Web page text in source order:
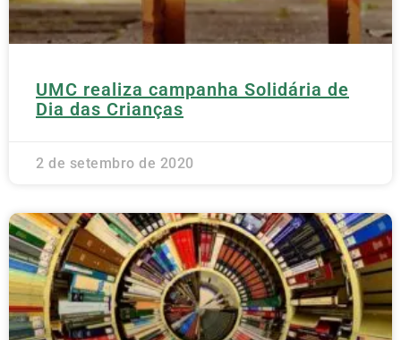
UMC realiza campanha Solidária de
Dia das Crianças
2 de setembro de 2020